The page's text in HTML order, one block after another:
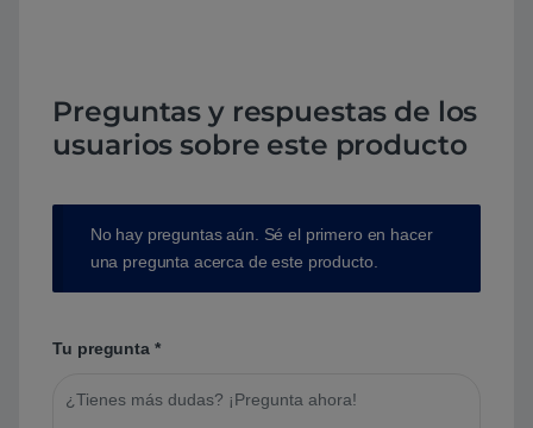
Preguntas y respuestas de los
usuarios sobre este producto
No hay preguntas aún. Sé el primero en hacer
una pregunta acerca de este producto.
Tu pregunta *